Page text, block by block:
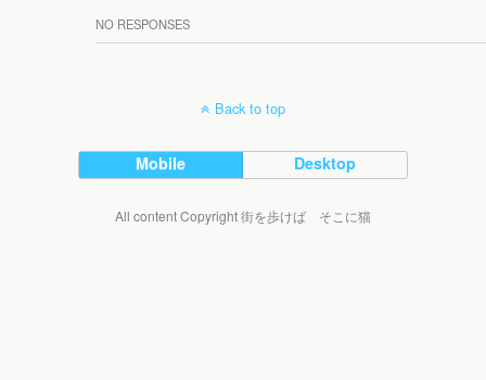
NO RESPONSES
Back to top
Mobile Desktop
All content Copyright 街を歩けば そこに猫